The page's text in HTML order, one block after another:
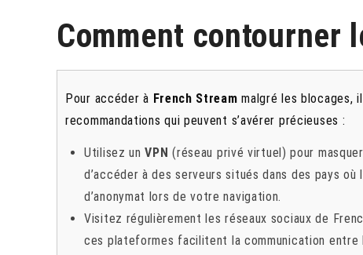
Comment contourner
Pour accéder à French Stream malgré les blocages,
recommandations qui peuvent s’avérer précieuses :
Utilisez unVPN (réseau privé virtuel) pour
d’accéder à des serveurs situés dans des pays
d’anonymat lors de votre navigation.
Visitez régulièrement les réseaux sociaux de
ces plateformes facilitent la communication entre